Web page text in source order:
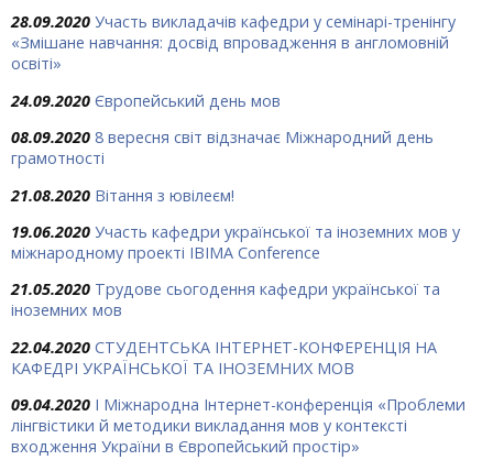
28.09.2020 Участь викладачів кафедри у семінарі-тренінгу
«Змішане навчання: досвід впровадження в англомовній
освіті»
24.09.2020 Європейський день мов
08.09.2020 8 вересня світ відзначає Міжнародний день
грамотності
21.08.2020 Вітання з ювілеєм!
19.06.2020 Участь кафедри української та іноземних мов у
міжнародному проекті IBIMA Conference
21.05.2020 Трудове сьогодення кафедри української та
іноземних мов
22.04.2020 СТУДЕНТСЬКА ІНТЕРНЕТ-КОНФЕРЕНЦІЯ НА
КАФЕДРІ УКРАЇНСЬКОЇ ТА ІНОЗЕМНИХ МОВ
09.04.2020 I Міжнародна Інтернет-конференція «Проблеми
лінгвістики й методики викладання мов у контексті
входження України в Європейський простір»